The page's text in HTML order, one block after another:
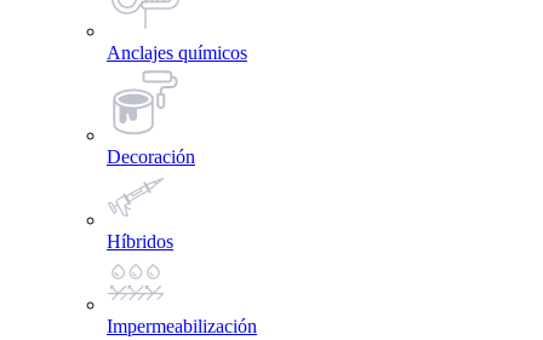
Anclajes químicos
Decoración
Híbridos
Impermeabilización